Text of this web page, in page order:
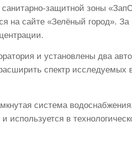
защитной зоны
сайте «Зелёный город».
и установлены два
спектр
система
в